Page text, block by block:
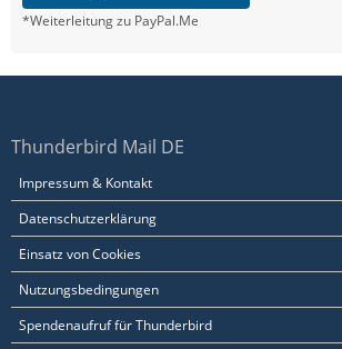
*Weiterleitung zu PayPal.Me
Thunderbird Mail DE
Impressum & Kontakt
Datenschutzerklärung
Einsatz von Cookies
Nutzungsbedingungen
Spendenaufruf für Thunderbird